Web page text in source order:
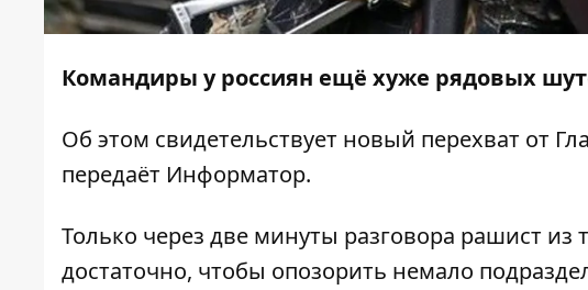
Командиры у россиян ещё хуже рядовых
Об этом свидетельствует новый перехват от
передаёт Информатор.
Только через две минуты разговора рашист из
достаточно, чтобы опозорить немало